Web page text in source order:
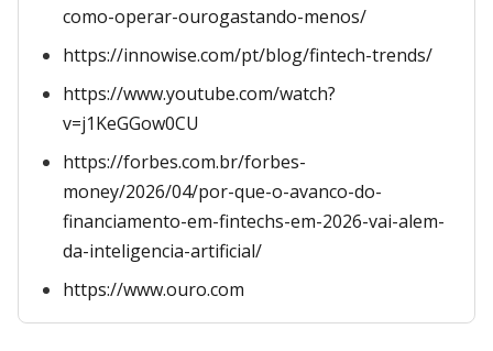
como-operar-ourogastando-menos/
https://innowise.com/pt/blog/fintech-trends/
https://www.youtube.com/watch?
v=j1KeGGow0CU
https://forbes.com.br/forbes-
money/2026/04/por-que-o-avanco-do-
financiamento-em-fintechs-em-2026-vai-alem-
da-inteligencia-artificial/
https://www.ouro.com